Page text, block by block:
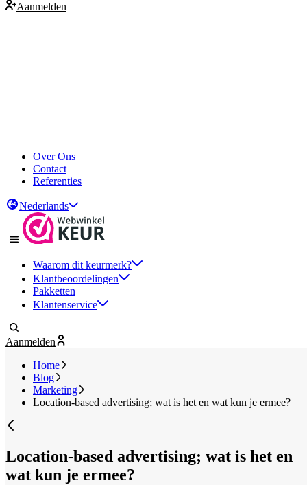
Aanmelden
Over Ons
Contact
Referenties
Nederlands
Waarom dit keurmerk?
Klantbeoordelingen
Pakketten
Klantenservice
Aanmelden
Home
Blog
Marketing
Location-based advertising; wat is het en wat kun je ermee?
Location-based advertising; wat is het en
wat kun je ermee?